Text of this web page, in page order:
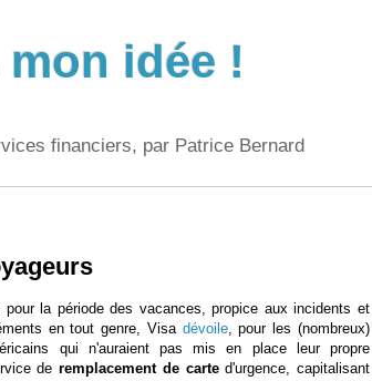
idée !
financiers, par Patrice Bernard
la période des vacances, propice aux incidents et
en tout genre, Visa dévoile, pour les (nombreux)
qui n'auraient pas mis en place leur propre
deremplacement de carted'urgence, capitalisant